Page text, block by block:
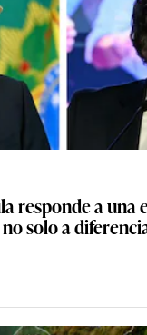
responde a una
solo a